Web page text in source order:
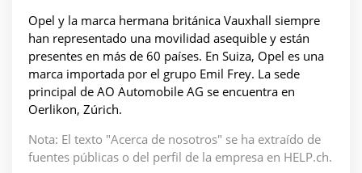
Opel y la marca hermana británica Vauxhall siempre
han representado una movilidad asequible y están
presentes en más de 60 países. En Suiza, Opel es una
marca importada por el grupo Emil Frey. La sede
principal de AO Automobile AG se encuentra en
Oerlikon, Zúrich.
Nota: El texto "Acerca de nosotros" se ha extraído de
fuentes públicas o del perfil de la empresa en HELP.ch.